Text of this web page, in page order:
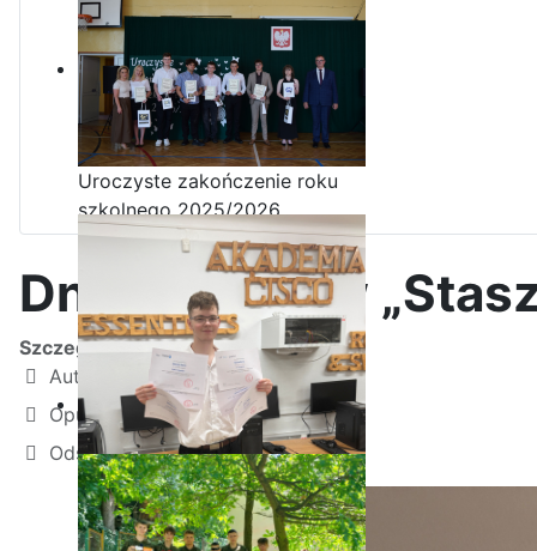
Uroczyste zakończenie roku
szkolnego 2025/2026
Dni Otwarte w
Szczegóły
Autor:
Kamil Krosta
Opublikowano: 28 kwiecień 2026
Odsłon: 686